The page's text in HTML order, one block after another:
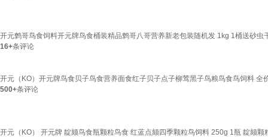
开元鹩哥鸟食饲料开元牌鸟食桶装精品鹩哥八哥营养新老包装随机发 1kg 1桶送砂虫
16+条评论
开元（KO）开元牌鸟食贝子鸟食营养面食红子贝子点子柳莺黑子鸟粮鸟食鸟饲料 全
500+条评论
开元（KO） 开元牌 靛颏鸟食瓶颗粒鸟食 红蓝点颏四季颗粒鸟饲料 250g 1瓶 靛颏颗